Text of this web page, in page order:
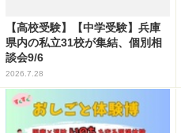
【高校受験】【中学受験】兵庫
県内の私立31校が集結、個別相
談会9/6
2026.7.28